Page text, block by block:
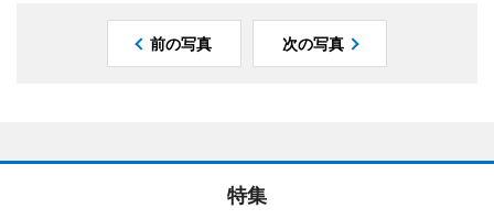
前の写真 次の写真
特集